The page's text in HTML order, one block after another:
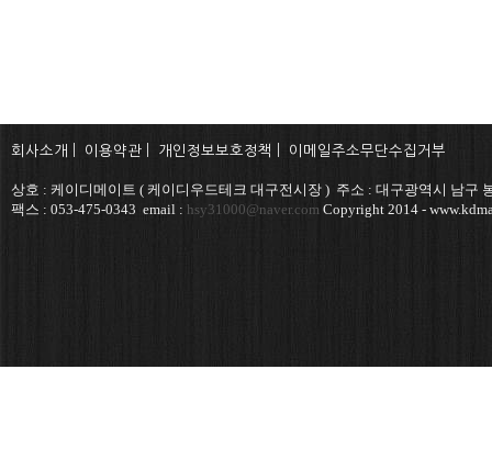
회사소개 이용약관 개인정보보호정책 이메일주소무단수집거부
상호 : 케이디메이트 ( 케이디우드테크 대구전시장 ) 주소 : 대구광역시 남구
팩스 : 053-475-0343 email : hsy31000@naver.com Copyright 2014 -